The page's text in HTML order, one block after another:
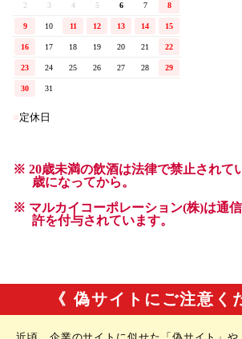
《 偽サイトにご注意く
近頃、企業のサイトに似せた「偽サイト」や